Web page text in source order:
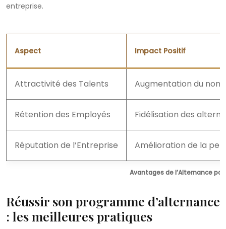
entreprise.
Avantages de l’Alternance
Aspect Impact Positif
Attractivité des Talents Augmentation du
Rétention des Employés Fidélisation des
Réputation de l’Entreprise Amélioration de la
Réussir son programme d’alternance
: les meilleures pratiques